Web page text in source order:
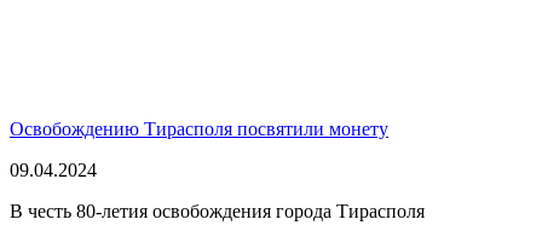
Освобождению Тирасполя посвятили монету
09.04.2024
В честь 80-летия освобождения города Тирасполя